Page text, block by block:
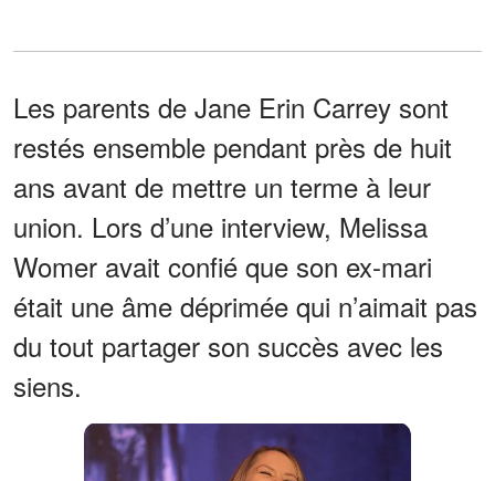
Les parents de Jane Erin Carrey sont
restés ensemble pendant près de huit
ans avant de mettre un terme à leur
union. Lors d’une interview, Melissa
Womer avait confié que son ex-mari
était une âme déprimée qui n’aimait pas
du tout partager son succès avec les
siens.